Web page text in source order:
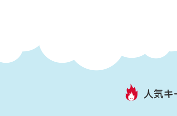
人気キ